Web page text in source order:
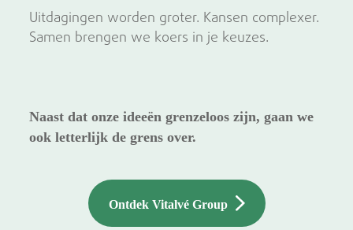
Uitdagingen worden groter. Kansen complexer.
Samen brengen we koers in je keuzes.
Naast dat onze ideeën grenzeloos zijn, gaan we
ook letterlijk de grens over.
Ontdek Vitalvé Group